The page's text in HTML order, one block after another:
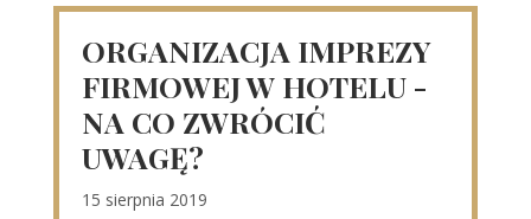
ORGANIZACJA IMPREZY
FIRMOWEJ W HOTELU -
NA CO ZWRÓCIĆ
UWAGĘ?
15 sierpnia 2019